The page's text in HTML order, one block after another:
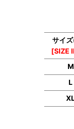
サイ
[SIZE
M
L